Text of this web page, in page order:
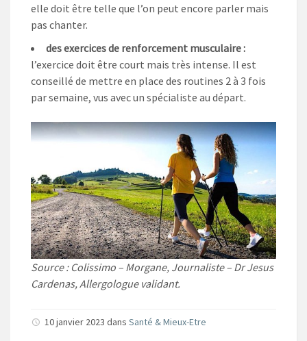
elle doit être telle que l’on peut encore parler mais
pas chanter.
des exercices de renforcement musculaire :
l’exercice doit être court mais très intense. Il est
conseillé de mettre en place des routines 2 à 3 fois
par semaine, vus avec un spécialiste au départ.
Source : Colissimo – Morgane, Journaliste – Dr Jesus
Cardenas, Allergologue validant.
10 janvier 2023 dans Santé & Mieux-Etre